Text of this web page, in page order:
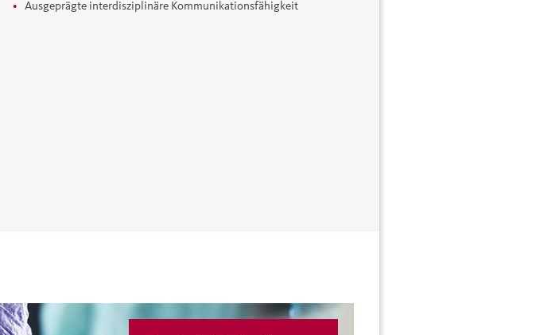
Ausgeprägte interdisziplinäre Kommunikationsfähigkeit